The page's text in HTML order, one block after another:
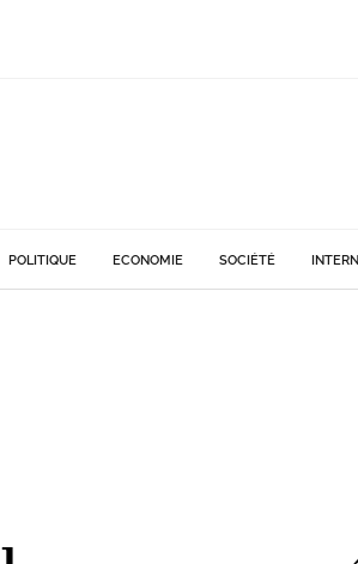
POLITIQUE ECONOMIE SOCIÉTÉ